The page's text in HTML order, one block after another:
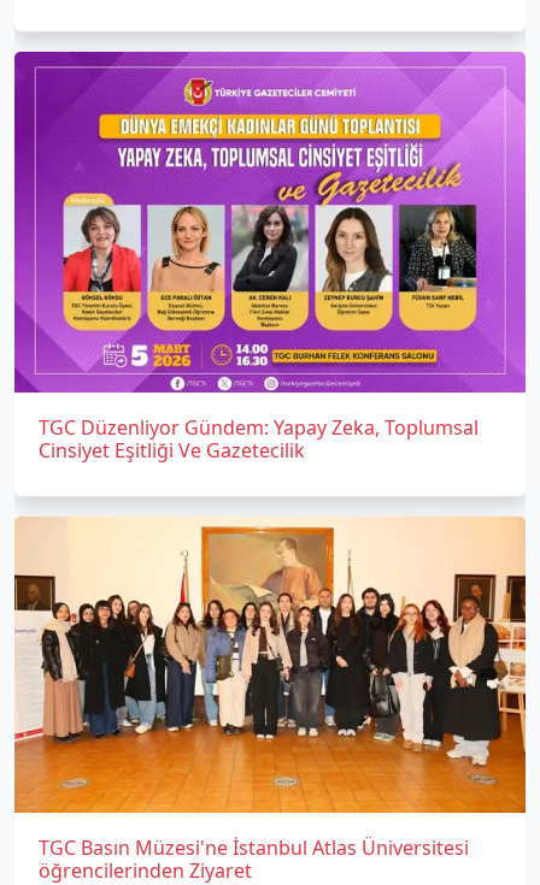
TGC Düzenliyor Gündem: Yapay Zeka, Toplumsal
Cinsiyet Eşitliği Ve Gazetecilik
TGC Basın Müzesi'ne İstanbul Atlas Üniversitesi
öğrencilerinden Ziyaret